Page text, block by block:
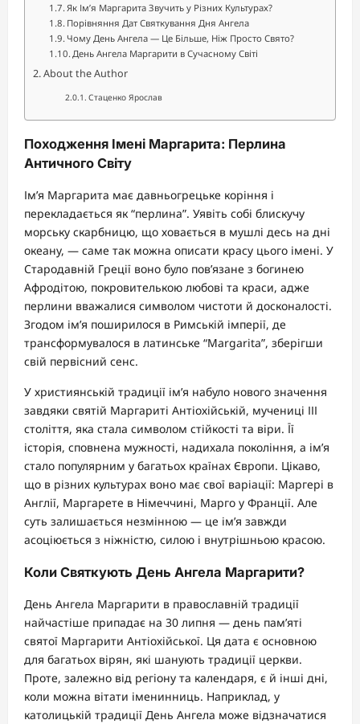
Як Ім’я Маргарита Звучить у Різних Культурах?
Порівняння Дат Святкування Дня Ангела
Чому День Ангела — Це Більше, Ніж Просто Свято?
День Ангела Маргарити в Сучасному Світі
About the Author
Стаценко Ярослав
Походження Імені Маргарита: Перлина
Античного Світу
Ім’я Маргарита має давньогрецьке коріння і
перекладається як “перлина”. Уявіть собі блискучу
морську скарбницю, що ховається в мушлі десь на дні
океану, — саме так можна описати красу цього імені. У
Стародавній Греції воно було пов’язане з богинею
Афродітою, покровителькою любові та краси, адже
перлини вважалися символом чистоти й досконалості.
Згодом ім’я поширилося в Римській імперії, де
трансформувалося в латинське “Margarita”, зберігши
свій первісний сенс.
У християнській традиції ім’я набуло нового значення
завдяки святій Маргариті Антіохійській, мучениці ІІІ
століття, яка стала символом стійкості та віри. Її
історія, сповнена мужності, надихала покоління, а ім’я
стало популярним у багатьох країнах Європи. Цікаво,
що в різних культурах воно має свої варіації: Маргері в
Англії, Маргарете в Німеччині, Марго у Франції. Але
суть залишається незмінною — це ім’я завжди
асоціюється з ніжністю, силою і внутрішньою красою.
Коли Святкують День Ангела Маргарити?
День Ангела Маргарити в православній традиції
найчастіше припадає на 30 липня — день пам’яті
святої Маргарити Антіохійської. Ця дата є основною
для багатьох вірян, які шанують традиції церкви.
Проте, залежно від регіону та календаря, є й інші дні,
коли можна вітати іменинниць. Наприклад, у
католицькій традиції День Ангела може відзначатися